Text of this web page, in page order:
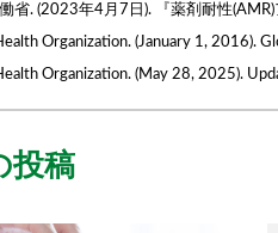
省. (2023年4月7日). 『薬剤耐性
Organization. (January 1, 2016).
Organization. (May 28, 2025).
投稿